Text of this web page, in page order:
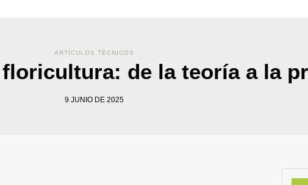
ARTÍCULOS TÉCNICOS
de la teoría a la
9 JUNIO DE 2025